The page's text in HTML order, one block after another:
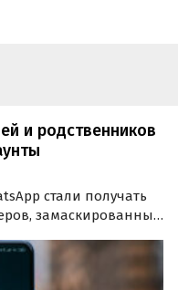
и родственников
стали получать
замаскированные
6-значный